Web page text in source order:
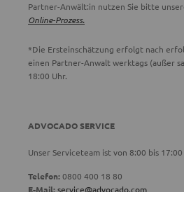
Partner-Anwält:in nutzen Sie bitte
Online-Prozess.
*Die Ersteinschätzung erfolgt nach
einen Partner-Anwalt werktags (außer
18:00 Uhr.
ADVOCADO SERVICE
Unser Serviceteam ist von 8:00 bis
Telefon:0800 400 18 80
E-Mail:service@advocado.com